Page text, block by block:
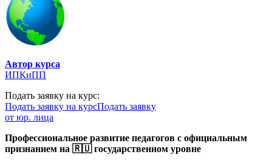
Автор курса
ИПКиПП
Подать заявку на курс:
Подать заявку на курсПодать заявку
от юр. лица
Профессиональное развитие педагогов с официальным
признанием на 🇷🇺 государственном уровне